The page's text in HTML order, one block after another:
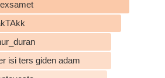
isi ters giden adam